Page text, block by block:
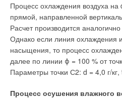
Процесс охлаждения воздуха
прямой, направленной
Расчет производится
Однако если линия охлаждения
насыщения, то процесс
далее по линии ϕ = 100 % от
Параметры точки С2: d = 4,0 г/
Процесс осушения влажного
Комментарии
В этой теме еще нет комментариев
Добавить комментарий